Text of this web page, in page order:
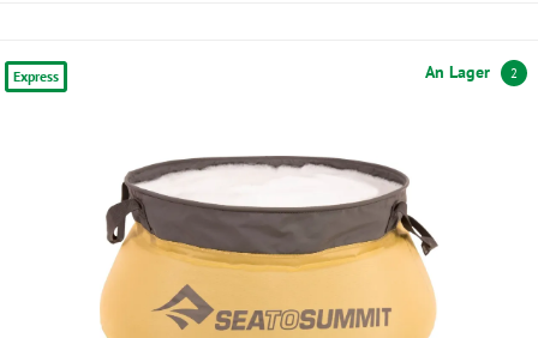
Express An Lager 2